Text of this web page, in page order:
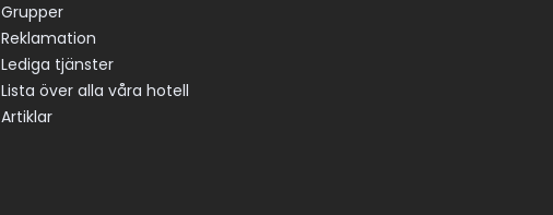
Grupper
Reklamation
Lediga tjänster
Lista över alla våra hotell
Artiklar